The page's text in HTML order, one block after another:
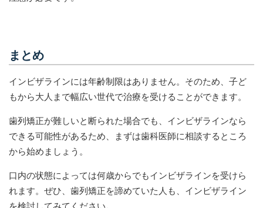
まとめ
インビザラインには年齢制限はありません。そのため、子ど
もから大人まで幅広い世代で治療を受けることができます。
歯列矯正が難しいと断られた場合でも、インビザラインなら
できる可能性があるため、まずは歯科医師に相談するところ
から始めましょう。
口内の状態によっては何歳からでもインビザラインを受けら
れます。ぜひ、歯列矯正を諦めていた人も、インビザライン
を検討してみてください。